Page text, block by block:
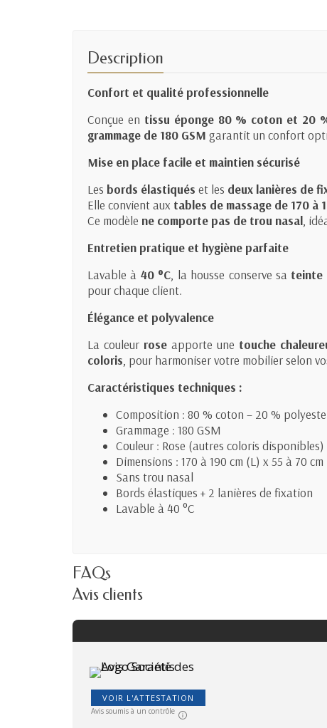
Description
Confort et qualité professionnelle
Conçue en tissu éponge 80 % coton et 20
grammage de 180 GSM garantit un confort
Mise en place facile et maintien sécurisé
Les bords élastiqués et les deux lanières de
Elle convient aux tables de massage de 170 à
Ce modèle ne comporte pas de trou nasal ,
Entretien pratique et hygiène parfaite
Lavable à 40 °C , la housse conserve sa teinte
pour chaque client.
Élégance et polyvalence
La couleur rose apporte une touche
coloris , pour harmoniser votre mobilier selon
Caractéristiques techniques :
Composition : 80 % coton – 20 %
Grammage : 180 GSM
Couleur : Rose (autres coloris disponibles)
Dimensions : 170 à 190 cm (L) x 55 à 70
Sans trou nasal
Bords élastiques + 2 lanières de fixation
Lavable à 40 °C
FAQs
Avis clients
VOIR L'ATTESTATION
Avis soumis à un contrôle